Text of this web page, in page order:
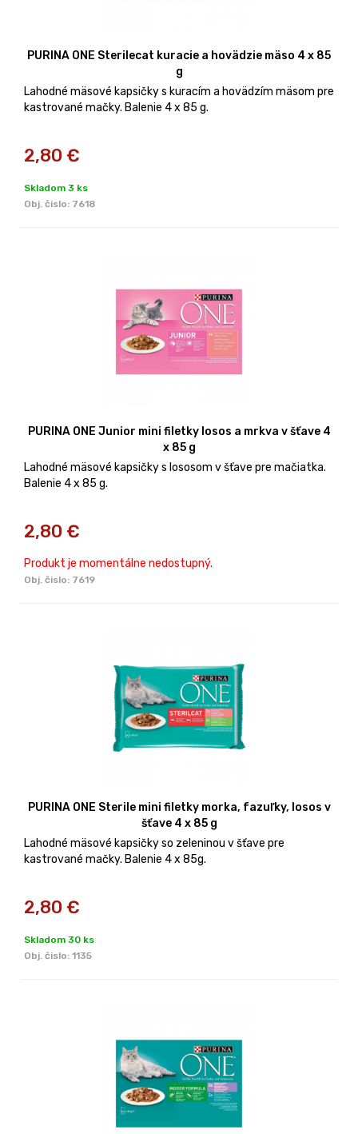
PURINA ONE Sterilecat kuracie a hovädzie mäso 4 x 85
g
Lahodné mäsové kapsičky s kuracím a hovädzím mäsom pre
kastrované mačky. Balenie 4 x 85 g.
2,80 €
Skladom 3 ks
Obj. čislo: 7618
PURINA ONE Junior mini filetky losos a mrkva v šťave 4
x 85 g
Lahodné mäsové kapsičky s lososom v šťave pre mačiatka.
Balenie 4 x 85 g.
2,80 €
Produkt je momentálne nedostupný.
Obj. čislo: 7619
PURINA ONE Sterile mini filetky morka, fazuľky, losos v
šťave 4 x 85 g
Lahodné mäsové kapsičky so zeleninou v šťave pre
kastrované mačky. Balenie 4 x 85g.
2,80 €
Skladom 30 ks
Obj. čislo: 1135